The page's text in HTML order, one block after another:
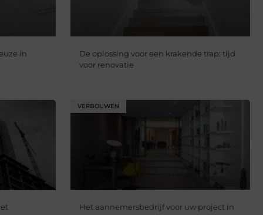
in
De oplossing voor een krakende trap: tijd
voor renovatie
VERBOUWEN
Het aannemersbedrijf voor uw project in